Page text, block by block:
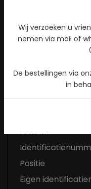
Stuur een
Conditie
Positie
Eigen
Wij verzoeken u
nemen via mail of
De bestellingen via
in